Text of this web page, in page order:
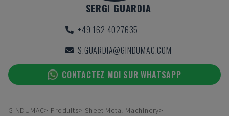
SERGI GUARDIA
+49 162 4027635
S.GUARDIA@GINDUMAC.COM
CONTACTEZ MOI SUR WHATSAPP
GINDUMAC Produits
Sheet Metal Machinery